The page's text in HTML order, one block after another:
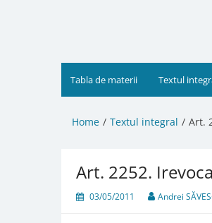
Tabla de materii Textul
Home Textul integral Art.
Art. 2252.
03/05/2011 Andrei